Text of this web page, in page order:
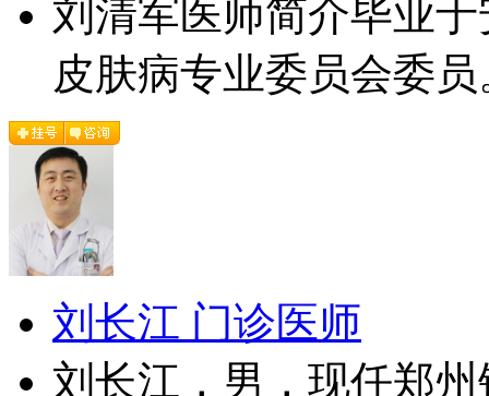
刘清军医师简介毕业
皮肤病专业委员会委
刘长江 门诊医师
刘长江，男，现任郑